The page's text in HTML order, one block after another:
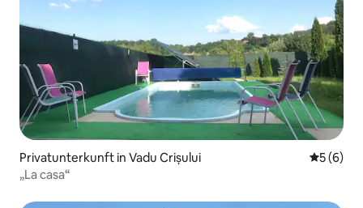
Privatunterkunft in Vadu Crișului
5 (6)
„La casa“